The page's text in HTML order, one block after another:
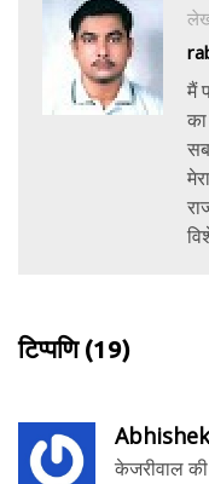
मैं
टिप्पणि (19)
केजरीवाल